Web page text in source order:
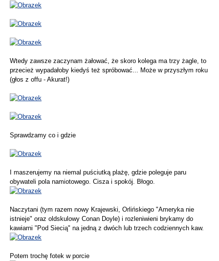
Wtedy zawsze zaczynam żałować, że skoro kolega ma trzy żagle, to
przecież wypadałoby kiedyś też spróbować... Może w przyszłym roku
(głos z offu - Akurat!)
Sprawdzamy co i gdzie
I maszerujemy na niemal puściutką plażę, gdzie poleguje paru
obywateli pola namiotowego. Cisza i spokój. Błogo.
Naczytani (tym razem nowy Krajewski, Orlińskiego "Ameryka nie
istnieje" oraz oldskulowy Conan Doyle) i rozleniwieni brykamy do
kawiarni "Pod Siecią" na jedną z dwóch lub trzech codziennych kaw.
Potem trochę fotek w porcie